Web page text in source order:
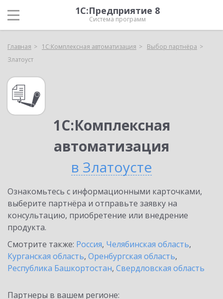
1С:Предприятие 8
Система программ
Главная 1С:Комплексная автоматизация
Выбор партнёра
Златоуст
1С:Комплексная
автоматизация
в Златоусте
Ознакомьтесь с информационными карточками,
выберите партнёра и отправьте заявку на
консультацию, приобретение или внедрение
продукта.
Смотрите также: Россия, Челябинская область,
Курганская область, Оренбургская область,
Республика Башкортостан, Свердловская область
Партнеры в вашем регионе: